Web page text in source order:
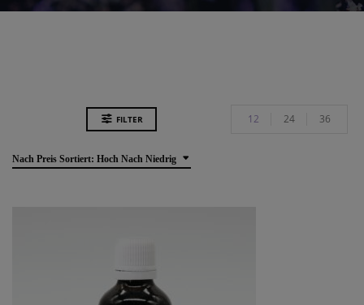
FILTER
Nach Preis Sortiert: Hoch Nach Niedrig
12 24 36